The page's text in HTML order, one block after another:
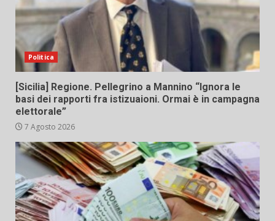
Politica
[Sicilia] Regione. Pellegrino a Mannino “Ignora le
basi dei rapporti fra istizuaioni. Ormai è in campagna
elettorale”
7 Agosto 2026